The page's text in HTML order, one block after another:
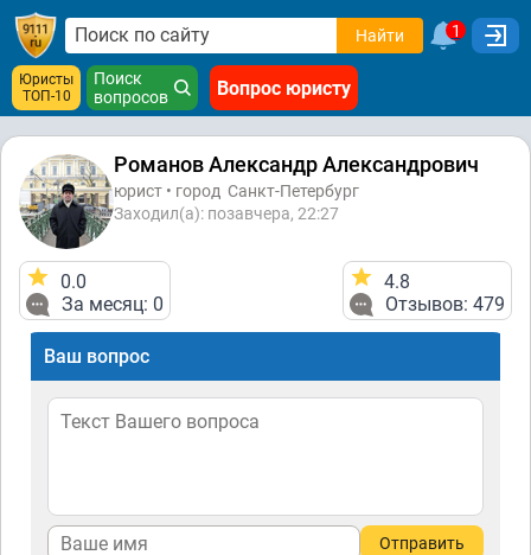
Найти 1
Юристы
ТОП-10
Поиск
вопросов
Вопрос юристу
Романов Александр Александрович
юрист • город Санкт-Петербург
Заходил(а): позавчера, 22:27
0.0
За месяц: 0
4.8
Отзывов: 479
Ваш вопрос
Отправить